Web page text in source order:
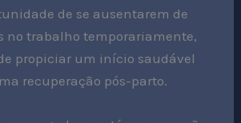
de se ausentarem de
no trabalho temporariamente,
propiciar um início saudável
recuperação pós-parto.